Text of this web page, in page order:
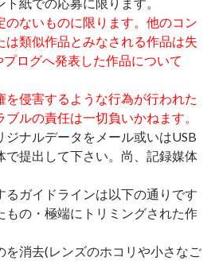
のないものに限ります。他のコン
は類似作品とみなされる作品は失
ログへ発表した作品について
を侵害するような行為が行われた
ルの責任は一切負いかねます。
ジナルデータをメール或いはUSB
で提出して下さい。尚、記録媒体
るガイドラインは以下の通りです
もの・極端にトリミングされた作
を消去(レンズのホコリや小さなご